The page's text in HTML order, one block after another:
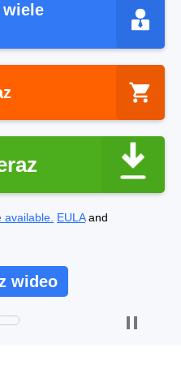
wiele
EULAand
wideo